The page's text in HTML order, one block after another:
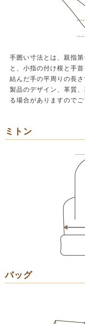
手囲い寸法とは、親指
と、小指の付け根と手
結んだ手の平周りの長さ
製品のデザイン、革質
る場合がありますのでご
ミトン
バッグ